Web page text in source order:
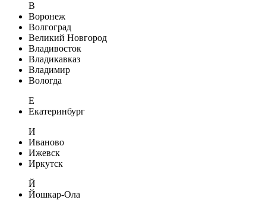
В
Воронеж
Волгоград
Великий Новгород
Владивосток
Владикавказ
Владимир
Вологда
Е
Екатеринбург
И
Иваново
Ижевск
Иркутск
Й
Йошкар-Ола